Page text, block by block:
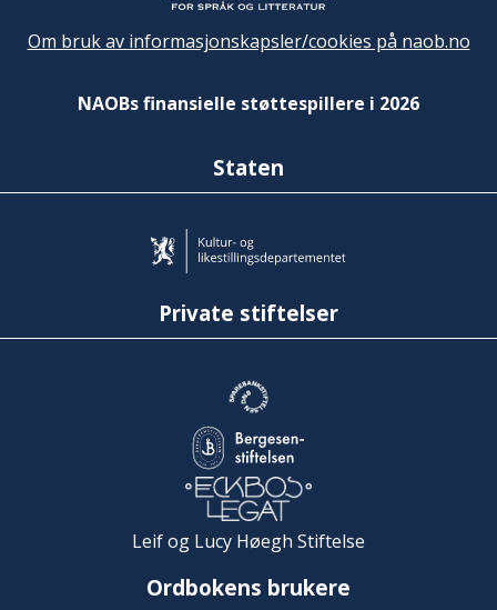
Om bruk av informasjonskapsler/cookies på naob.no
NAOBs finansielle støttespillere i 2026
Staten
Private stiftelser
Leif og Lucy Høegh Stiftelse
Ordbokens brukere